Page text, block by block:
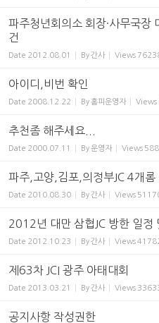
파주청년회의소 회장·사무국장
건
Date 2012.08.01 By간사 Views
아이디,비번 확인
Date 2008.12.22 By 홈피운영자 Views
추천좀 해주세요...
Date 2000.07.11 By운영자 Views
파주,고양,김포,의정부JC 4개롬
Date 2010.08.30 By간사 Views
2012년 대만 삼협JC 방한 일정
Date 2012.10.23 By간사 Views
제63차 JCI 광주 아태대회
Date 2013.03.21 By간사 Views
공지사항 작성권한